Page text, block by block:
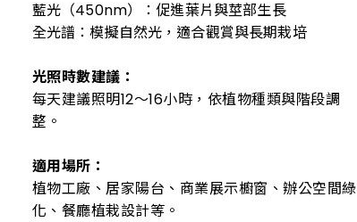
藍光（450nm）：促進葉片與莖部生長
全光譜：模擬自然光，適合觀賞與長期栽培
光照時數建議：
每天建議照明12～16小時，依植物種類與階段調
整。
適用場所：
植物工廠、居家陽台、商業展示櫥窗、辦公空間綠
化、餐廳植栽設計等。